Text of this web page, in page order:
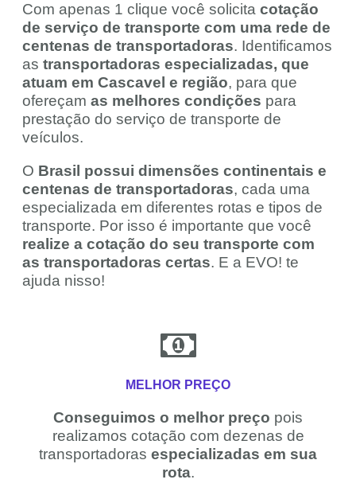
Com apenas 1 clique você solicita cotação
de serviço de transporte com uma rede de
centenas de transportadoras. Identificamos
as transportadoras especializadas, que
atuam em Cascavel e região, para que
ofereçam as melhores condições para
prestação do serviço de transporte de
veículos.
O Brasil possui dimensões continentais e
centenas de transportadoras, cada uma
especializada em diferentes rotas e tipos de
transporte. Por isso é importante que você
realize a cotação do seu transporte com
as transportadoras certas. E a EVO! te
ajuda nisso!
MELHOR PREÇO
Conseguimos o melhor preço pois
realizamos cotação com dezenas de
transportadoras especializadas em sua
rota.